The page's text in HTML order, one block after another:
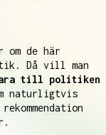
de här
Då vill man
till politiken
naturligtvis